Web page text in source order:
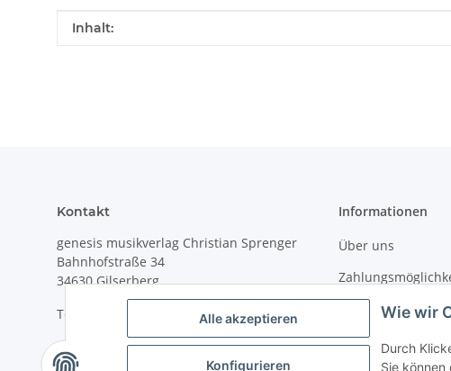
Alle akzeptieren
Konfigurieren
Wie wir
Durch
Sie
Produkteigenschaft
Wert
Inhalt:
Kontakt
genesis musikverlag Christian Sprenger
Bahnhofstraße 34
34630 Gilserberg
Telefon: 0 66 96 911 85 26
E-Mail:
anne.weckesser@genesis-
musikverlag.de
Informationen
Über uns
Christian Sprenger